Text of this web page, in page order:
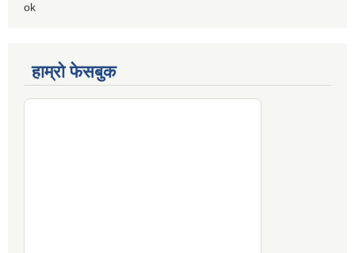
ok
हाम्रो फेसबुक